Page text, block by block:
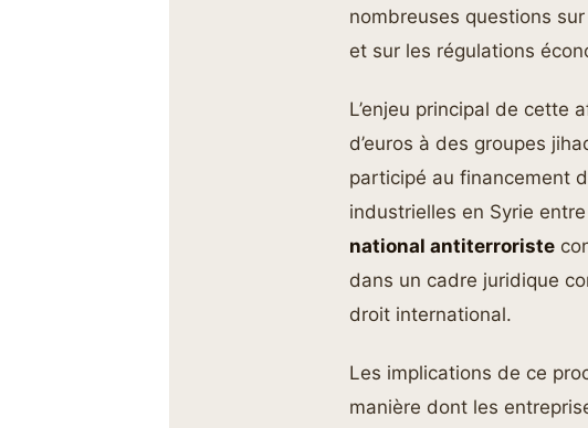
nombreuses questions
et sur les régulations
L’enjeu principal de cette
d’euros à des groupes
participé au financement
industrielles en Syrie
national antiterroriste
dans un cadre juridique
droit international.
Les implications de ce
manière dont les